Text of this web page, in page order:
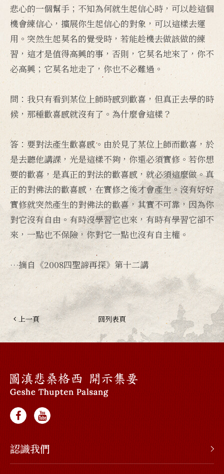
悲心的一個幫手；不知為何就生起信心時，可以趁這個
機會練信心，擴展你生起信心的對象，可以這樣去運
用。突然生起莫名的覺受時，若能趁機去做該做的練
習，這才是值得高興的事，否則，它莫名地來了，你不
必高興；它莫名地走了，你也不必難過。
問：我只有看到某位上師時感到歡喜，但真正去學的時
候，那種歡喜感就沒有了。為什麼會這樣？
答：要對法產生歡喜感。由於見了某位上師而歡喜，於
是去聽他講課，光是這樣不夠，你還必須實修。若你想
要的歡喜，是真正的對法的歡喜感，就必須這麼做。真
正的對佛法的歡喜感，在實修之後才會產生。沒有好好
實修就突然產生的對佛法的歡喜，其實不可靠，因為你
對它沒有自由。有時沒學習它也來，有時有學習它卻不
來，一點也不保險，你對它一點也沒有自主權。
…摘自《2008四聖諦再探》第十二講
上一頁 回列表頁
認識我們